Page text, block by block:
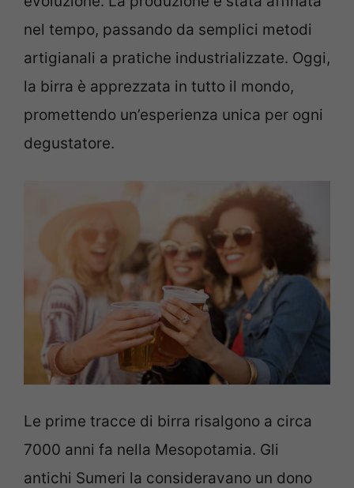
nel tempo, passando da semplici metodi
artigianali a pratiche industrializzate. Oggi,
la birra è apprezzata in tutto il mondo,
promettendo un’esperienza unica per ogni
degustatore.
Le prime tracce di birra risalgono a circa
7000 anni fa nella Mesopotamia. Gli
antichi Sumeri la consideravano un dono